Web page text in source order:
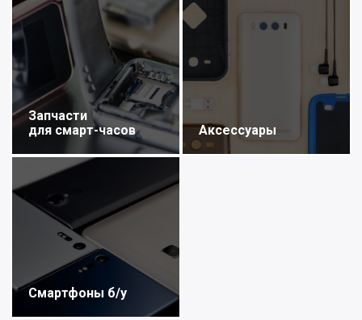
Запчасти
для смарт-часов
Аксессуары
Смартфоны б/у